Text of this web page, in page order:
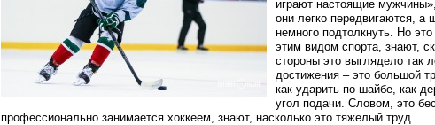
играют настоящие
они легко передвигаются, а
немного подтолкнуть. Но
этим видом спорта, знают,
стороны это выглядело так
достижения – это большой
как ударить по шайбе, как
угол подачи. Словом, это
профессионально занимается хоккеем, знают, насколько это тяжелый труд.